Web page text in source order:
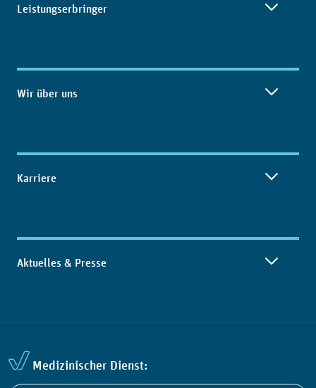
Leistungserbringer
Wir über uns
Karriere
Aktuelles & Presse
Medizinischer Dienst: